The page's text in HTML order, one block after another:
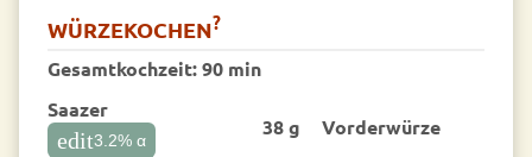
WÜRZEKOCHEN?
Gesamtkochzeit:90 min
Saazer
edit3.2% α
38 g Vorder­würze